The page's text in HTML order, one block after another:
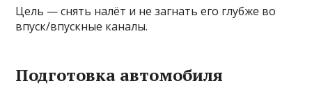
Цель — снять налёт и не загнать его глубже во
впуск/впускные каналы.
Подготовка автомобиля